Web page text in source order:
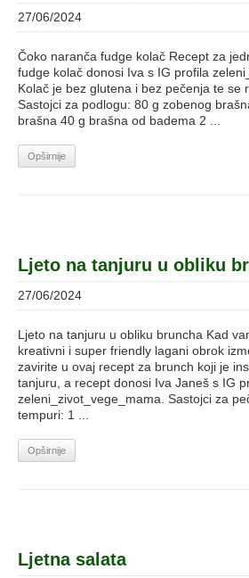
27/06/2024
Čoko naranča fudge kolač Recept za
fudge kolač donosi Iva s IG profila
Kolač je bez glutena i bez pečenja te se
Sastojci za podlogu: 80 g zobenog
brašna 40 g brašna od badema 2 ...
Opširnije
Ljeto na tanjuru u obliku
27/06/2024
Ljeto na tanjuru u obliku bruncha Kad
kreativni i super friendly lagani obrok
zavirite u ovaj recept za brunch koji je
tanjuru, a recept donosi Iva Janeš s IG
zeleni_zivot_vege_mama. Sastojci za
tempuri: 1 ...
Opširnije
Ljetna salata